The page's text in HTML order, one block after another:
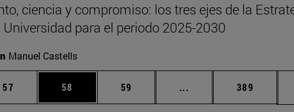
ciencia y compromiso: los tres ejes de la
Universidad para el periodo 2025-2030
Manuel Castells
Use TAB para desplazarse.
Página
57 Página
58 Página
59 ... Páginas intermedias
Página
389